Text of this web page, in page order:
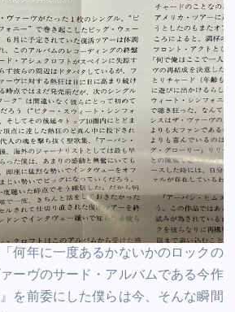
何年に一度あるかないかのロックの
ーヴのサード・アルバムである今作
を前委にした僕らは今、そんな瞬間